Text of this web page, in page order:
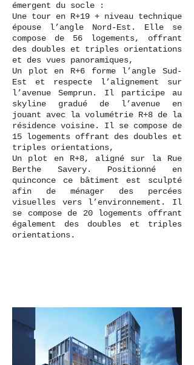
émergent du socle :
Une tour en R+19 + niveau technique
épouse l’angle Nord-Est. Elle se
compose de 56 logements, offrant
des doubles et triples orientations
et des vues panoramiques,
Un plot en R+6 forme l’angle Sud-
Est et respecte l’alignement sur
l’avenue Semprun. Il participe au
skyline gradué de l’avenue en
jouant avec la volumétrie R+8 de la
résidence voisine. Il se compose de
15 logements offrant des doubles et
triples orientations,
Un plot en R+8, aligné sur la Rue
Berthe Savery. Positionné en
quinconce ce bâtiment est sculpté
afin de ménager des percées
visuelles vers l’environnement. Il
se compose de 20 logements offrant
également des doubles et triples
orientations.